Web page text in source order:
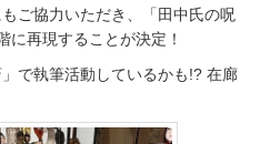
ご協力いただき、「田中氏の呪
に再現することが決定！
で執筆活動しているかも!? 在廊